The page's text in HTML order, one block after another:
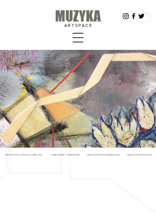
MUZYKA
A R T S P A C E
1055 5TH AVE N, NAPLES, FL 34102, USA +1 (239) 470 0034 +1 (239) 470 0040 MUZYKAARTSPACE@GMAIL.COMMUZYKAARTSPACE.COM